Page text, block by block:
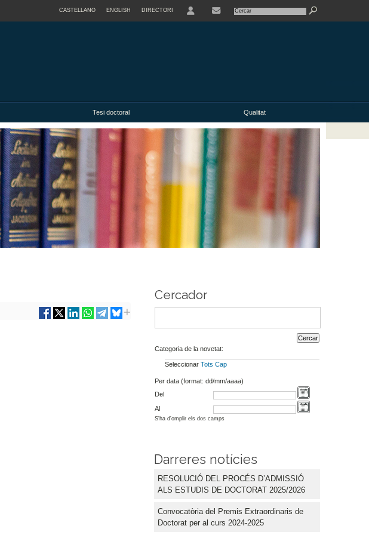
CASTELLANO ENGLISH DIRECTORI
Tesi doctoral Qualitat
Cercador
Categoria de la novetat:
Seleccionar Tots Cap
Per data (format: dd/mm/aaaa)
Del
Al
S'ha d'omplir els dos camps
Darreres notícies
RESOLUCIÓ DEL PROCÉS D’ADMISSIÓ
ALS ESTUDIS DE DOCTORAT 2025/2026
Convocatòria del Premis Extraordinaris de
Doctorat per al curs 2024-2025